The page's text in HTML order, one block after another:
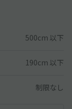
500cm 以下
190cm 以下
制限なし